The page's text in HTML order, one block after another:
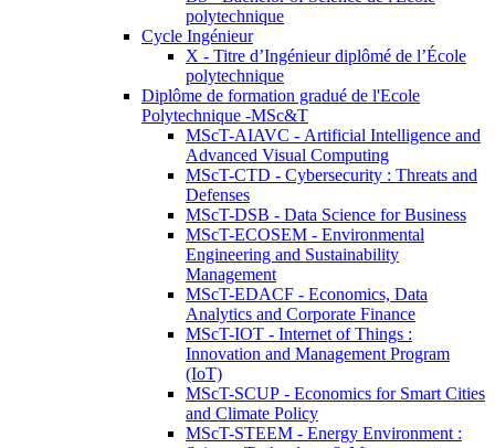
polytechnique
Cycle Ingénieur
X - Titre d’Ingénieur diplômé de l’École
polytechnique
Diplôme de formation gradué de l'Ecole
Polytechnique -MSc&T
MScT-AIAVC - Artificial Intelligence and
Advanced Visual Computing
MScT-CTD - Cybersecurity : Threats and
Defenses
MScT-DSB - Data Science for Business
MScT-ECOSEM - Environmental
Engineering and Sustainability
Management
MScT-EDACF - Economics, Data
Analytics and Corporate Finance
MScT-IOT - Internet of Things :
Innovation and Management Program
(IoT)
MScT-SCUP - Economics for Smart Cities
and Climate Policy
MScT-STEEM - Energy Environment :